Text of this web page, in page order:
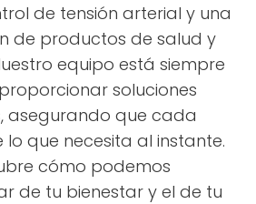
de tensión arterial y una
de productos de salud y
equipo está siempre
soluciones
asegurando que cada
lo que necesita al instante.
cómo podemos
de tu bienestar y el de tu